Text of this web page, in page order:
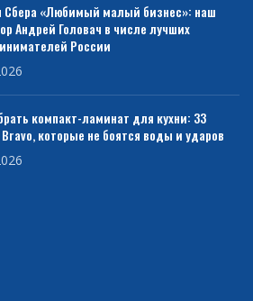
Сбера «Любимый малый бизнес»: наш
Андрей Головач в числе лучших
России
компакт-ламинат для кухни: 33
которые не боятся воды и ударов